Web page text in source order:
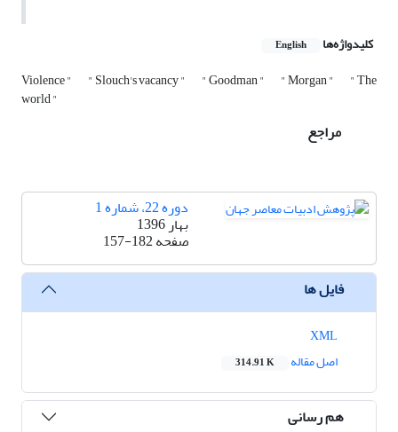
کلیدواژه‌ها English
Violence " " Slouch's vacancy " " Goodman " " Morgan " " The
world "
مراجع
دوره 22، شماره 1
بهار 1396
صفحه157-182
فایل ها
اصل مقاله
314.91 K
هم رسانی